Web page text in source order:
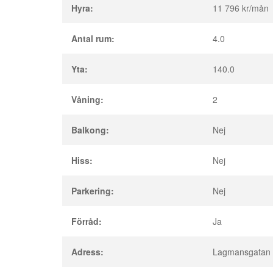
Hyra: 11 796 kr/mån
Antal rum: 4.0
Yta: 140.0
Våning: 2
Balkong: Nej
Hiss: Nej
Parkering: Nej
Förråd: Ja
Adress: Lagmansgatan